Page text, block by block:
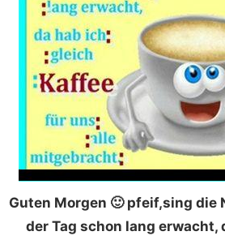
Guten Morgen 🙂 pfeif,sing die
der Tag schon lang erwacht,